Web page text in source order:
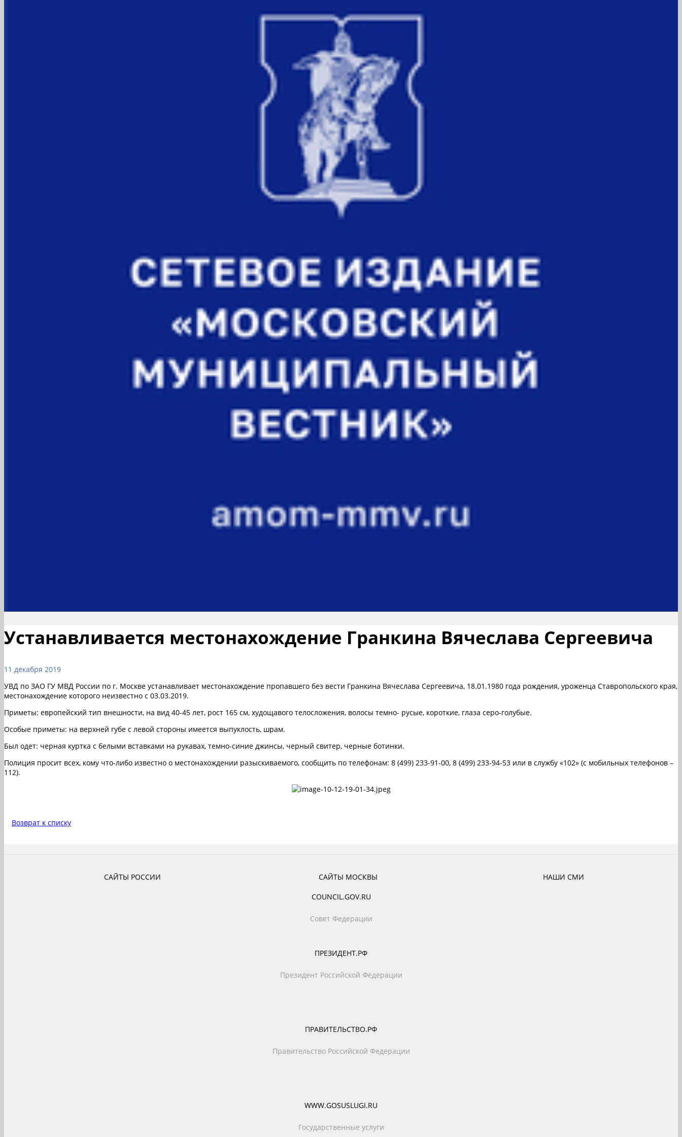
Устанавливается местонахождение Гранкина Вячеслава Сергеевича
11 декабря 2019
УВД по ЗАО ГУ МВД России по г. Москве устанавливает местонахождение пропавшего без вести Гранкина Вячеслава Сергеевича, 18.01.1980 года рождения, уроженца Ставропольского края,
местонахождение которого неизвестно с 03.03.2019.
Приметы: европейский тип внешности, на вид 40-45 лет, рост 165 см, худощавого телосложения, волосы темно- русые, короткие, глаза серо-голубые.
Особые приметы: на верхней губе с левой стороны имеется выпуклость, шрам.
Был одет: черная куртка с белыми вставками на рукавах, темно-синие джинсы, черный свитер, черные ботинки.
Полиция просит всех, кому что-либо известно о местонахождении разыскиваемого, сообщить по телефонам: 8 (499) 233-91-00, 8 (499) 233-94-53 или в службу «102» (с мобильных телефонов –
112).
Возврат к списку
САЙТЫ РОССИИ САЙТЫ МОСКВЫ НАШИ СМИ
COUNCIL.GOV.RU
Совет Федерации
ПРЕЗИДЕНТ.РФ
Президент Российской Федерации
ПРАВИТЕЛЬСТВО.РФ
Правительство Российской Федерации
WWW.GOSUSLUGI.RU
Государственные услуги